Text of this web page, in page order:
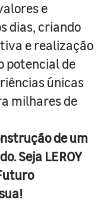
e
dias, criando
e realização
potencial de
únicas
milhares de
de um
Seja LEROY